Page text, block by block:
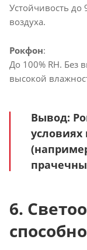
Устойчивость до
воздуха.
Рокфон:
До 100% RH. Без
высокой
Вывод:
6.